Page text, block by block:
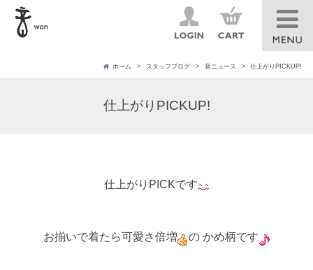
ホーム スタッフブログ 音ニュース 仕上がりPICKUP!
仕上がりPICKUP!
仕上がりPICKです
お揃いで着たら可愛さ倍増 の かめ柄です